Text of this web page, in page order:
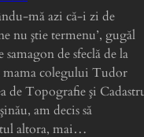
mă azi că-i zi de
nu ştie termenu’, gugăl
de sfeclă de la
mama colegului Tudor
de Topografie şi
am decis să
altora, mai…